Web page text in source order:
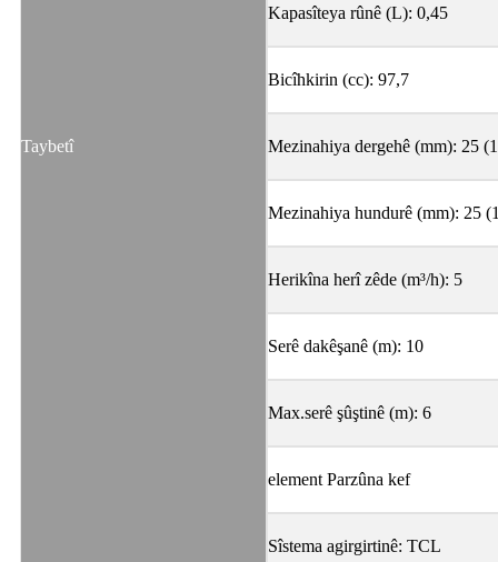
Taybetî
Kapasîteya rûnê (L): 0,45
Bicîhkirin (cc): 97,7
Mezinahiya dergehê (mm): 25
Mezinahiya hundurê (mm): 25
Herikîna herî zêde (m³/h): 5
Serê dakêşanê (m): 10
Max.serê şûştinê (m): 6
element Parzûna kef
Sîstema agirgirtinê: TCL